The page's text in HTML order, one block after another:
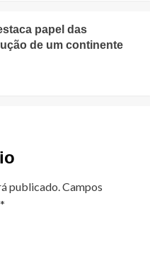
papel das
de um continente
publicado.Campos
*